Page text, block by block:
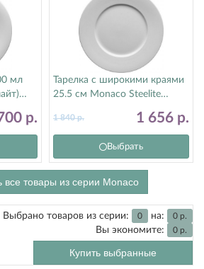
мл
р.
Тарелка с широкими краями
25.5 см Monaco Steelite
1 656 р.
1 840р.
Выбрать
все товары из серии Monaco
Выбрано товаров из серии: 0 на: 0 р.
Вы экономите: 0 р.
Купить выбранные